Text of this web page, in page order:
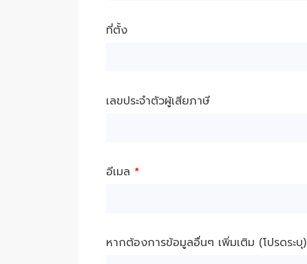
ที่ตั้ง
เลขประจำตัวผู้เสียภาษี
อีเมล *
หากต้องการข้อมูลอื่นๆ เพิ่มเติม (โปรดระบุ)